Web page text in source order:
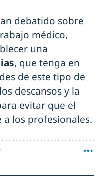
debatido sobre
médico,
una
, que tenga en
de este tipo de
descansos y la
evitar que el
los profesionales.